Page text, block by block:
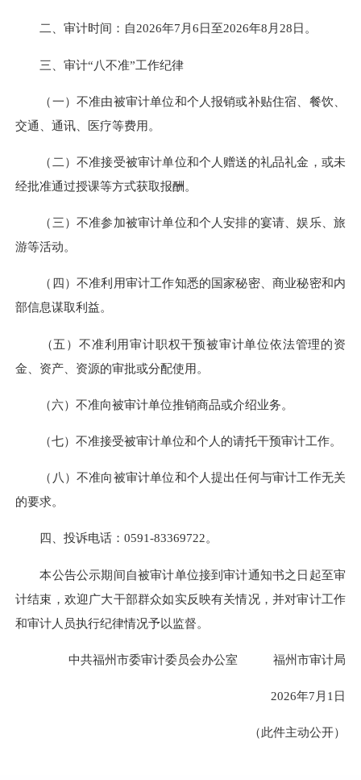
二、审计时间：自2026年7月6日至2026年8月28日。
三、审计“八不准”工作纪律
（一）不准由被审计单位和个人报销或补贴住宿、餐饮、
交通、通讯、医疗等费用。
（二）不准接受被审计单位和个人赠送的礼品礼金，或未
经批准通过授课等方式获取报酬。
（三）不准参加被审计单位和个人安排的宴请、娱乐、旅
游等活动。
（四）不准利用审计工作知悉的国家秘密、商业秘密和内
部信息谋取利益。
（五）不准利用审计职权干预被审计单位依法管理的资
金、资产、资源的审批或分配使用。
（六）不准向被审计单位推销商品或介绍业务。
（七）不准接受被审计单位和个人的请托干预审计工作。
（八）不准向被审计单位和个人提出任何与审计工作无关
的要求。
四、投诉电话：0591-83369722。
本公告公示期间自被审计单位接到审计通知书之日起至审
计结束，欢迎广大干部群众如实反映有关情况，并对审计工作
和审计人员执行纪律情况予以监督。
中共福州市委审计委员会办公室 福州市审计局
2026年7月1日
（此件主动公开）